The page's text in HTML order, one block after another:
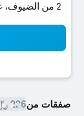
2 من الضيوف، غرفة واحدة
صفقات من226 ﷼